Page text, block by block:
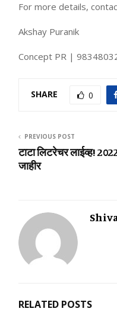
For more details,
Akshay Puranik
Concept PR | 98
SHARE 0
PREVIOUS POST
टाटा लिटरेचर लाईव्ह!
जाहीर
RELATED POSTS